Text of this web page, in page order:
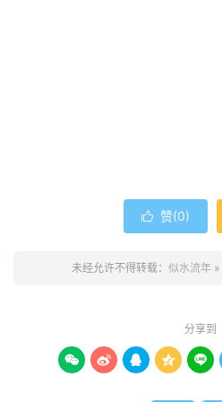
 赞(0)
未经允许不得转载： 似水流年 »
分享到
    